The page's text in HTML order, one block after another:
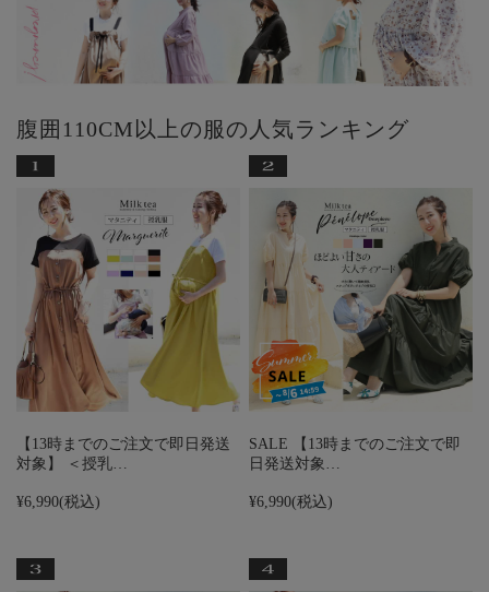
腹囲110CM以上の服の人気ランキング
【13時までのご注文で即日発送
対象】 ＜授乳…
¥6,990(税込)
SALE 【13時までのご注文で即
日発送対象…
¥6,990(税込)